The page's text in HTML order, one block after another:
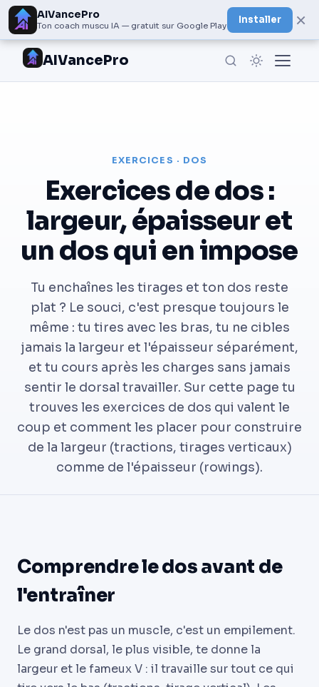
AIVancePro
Ton coach muscu IA — gratuit sur Google Play
Installer ×
AIVancePro
EXERCICES · DOS
Exercices de dos :
largeur, épaisseur et
un dos qui en impose
Tu enchaînes les tirages et ton dos reste
plat ? Le souci, c'est presque toujours le
même : tu tires avec les bras, tu ne cibles
jamais la largeur et l'épaisseur séparément,
et tu cours après les charges sans jamais
sentir le dorsal travailler. Sur cette page tu
trouves les exercices de dos qui valent le
coup et comment les placer pour construire
de la largeur (tractions, tirages verticaux)
comme de l'épaisseur (rowings).
Comprendre le dos avant de
l'entraîner
Le dos n'est pas un muscle, c'est un empilement.
Le grand dorsal, le plus visible, te donne la
largeur et le fameux V : il travaille sur tout ce qui